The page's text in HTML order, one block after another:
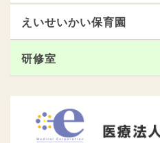
えいせいかい保育園
研修室